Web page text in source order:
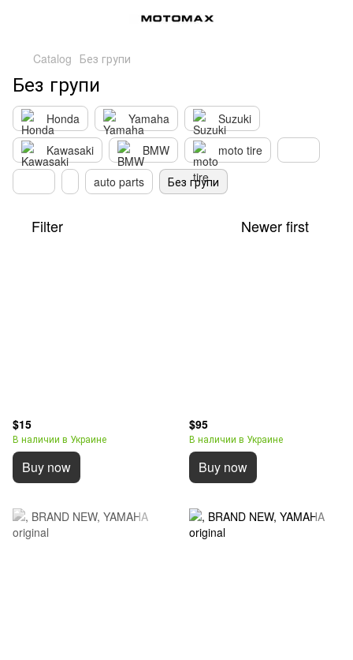
Catalog Без групи
Без групи
Honda Yamaha
Suzuki
Kawasaki
BMW
moto tire
auto parts
Без групи
Filter Newer first
$15
В наличии в Украине
Buy now
$95
В наличии в Украине
Buy now